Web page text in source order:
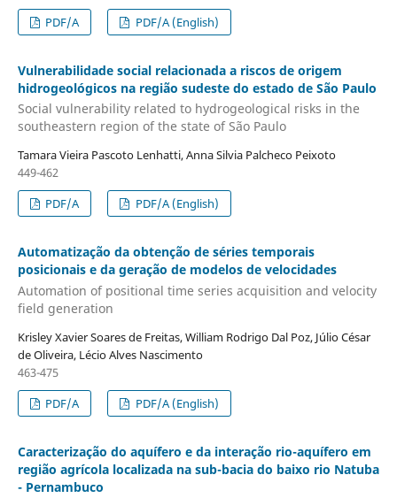
PDF/A
PDF/A (English)
Vulnerabilidade social relacionada a riscos de origem
hidrogeológicos na região sudeste do estado de São Paulo
Social vulnerability related to hydrogeological risks in the
southeastern region of the state of São Paulo
Tamara Vieira Pascoto Lenhatti, Anna Silvia Palcheco Peixoto
449-462
PDF/A
PDF/A (English)
Automatização da obtenção de séries temporais
posicionais e da geração de modelos de velocidades
Automation of positional time series acquisition and velocity
field generation
Krisley Xavier Soares de Freitas, William Rodrigo Dal Poz, Júlio César
de Oliveira, Lécio Alves Nascimento
463-475
PDF/A
PDF/A (English)
Caracterização do aquífero e da interação rio-aquífero em
região agrícola localizada na sub-bacia do baixo rio Natuba
- Pernambuco